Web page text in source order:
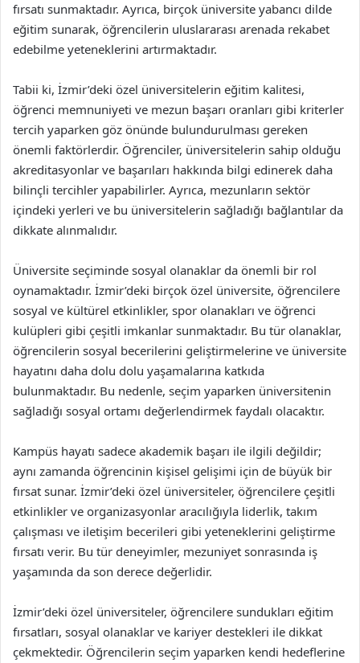
fırsatı sunmaktadır. Ayrıca, birçok üniversite yabancı dilde
eğitim sunarak, öğrencilerin uluslararası arenada rekabet
edebilme yeteneklerini artırmaktadır.
Tabii ki, İzmir’deki özel üniversitelerin eğitim kalitesi,
öğrenci memnuniyeti ve mezun başarı oranları gibi kriterler
tercih yaparken göz önünde bulundurulması gereken
önemli faktörlerdir. Öğrenciler, üniversitelerin sahip olduğu
akreditasyonlar ve başarıları hakkında bilgi edinerek daha
bilinçli tercihler yapabilirler. Ayrıca, mezunların sektör
içindeki yerleri ve bu üniversitelerin sağladığı bağlantılar da
dikkate alınmalıdır.
Üniversite seçiminde sosyal olanaklar da önemli bir rol
oynamaktadır. İzmir’deki birçok özel üniversite, öğrencilere
sosyal ve kültürel etkinlikler, spor olanakları ve öğrenci
kulüpleri gibi çeşitli imkanlar sunmaktadır. Bu tür olanaklar,
öğrencilerin sosyal becerilerini geliştirmelerine ve üniversite
hayatını daha dolu dolu yaşamalarına katkıda
bulunmaktadır. Bu nedenle, seçim yaparken üniversitenin
sağladığı sosyal ortamı değerlendirmek faydalı olacaktır.
Kampüs hayatı sadece akademik başarı ile ilgili değildir;
aynı zamanda öğrencinin kişisel gelişimi için de büyük bir
fırsat sunar. İzmir’deki özel üniversiteler, öğrencilere çeşitli
etkinlikler ve organizasyonlar aracılığıyla liderlik, takım
çalışması ve iletişim becerileri gibi yeteneklerini geliştirme
fırsatı verir. Bu tür deneyimler, mezuniyet sonrasında iş
yaşamında da son derece değerlidir.
İzmir’deki özel üniversiteler, öğrencilere sundukları eğitim
fırsatları, sosyal olanaklar ve kariyer destekleri ile dikkat
çekmektedir. Öğrencilerin seçim yaparken kendi hedeflerine